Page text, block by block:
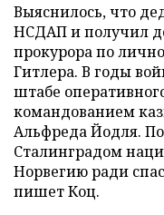
Выяснилось, что
НСДАП и получил
прокурора по
Гитлера. В годы
штабе
командованием
Альфреда Йодля.
Сталинградом
Норвегию ради
пишет Коц.